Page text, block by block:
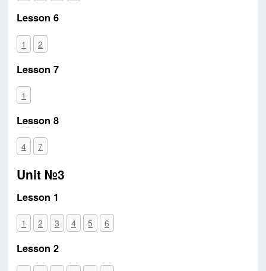
Lesson 6
1 2
Lesson 7
1
Lesson 8
4 7
Unit №3
Lesson 1
1 2 3 4 5 6
Lesson 2